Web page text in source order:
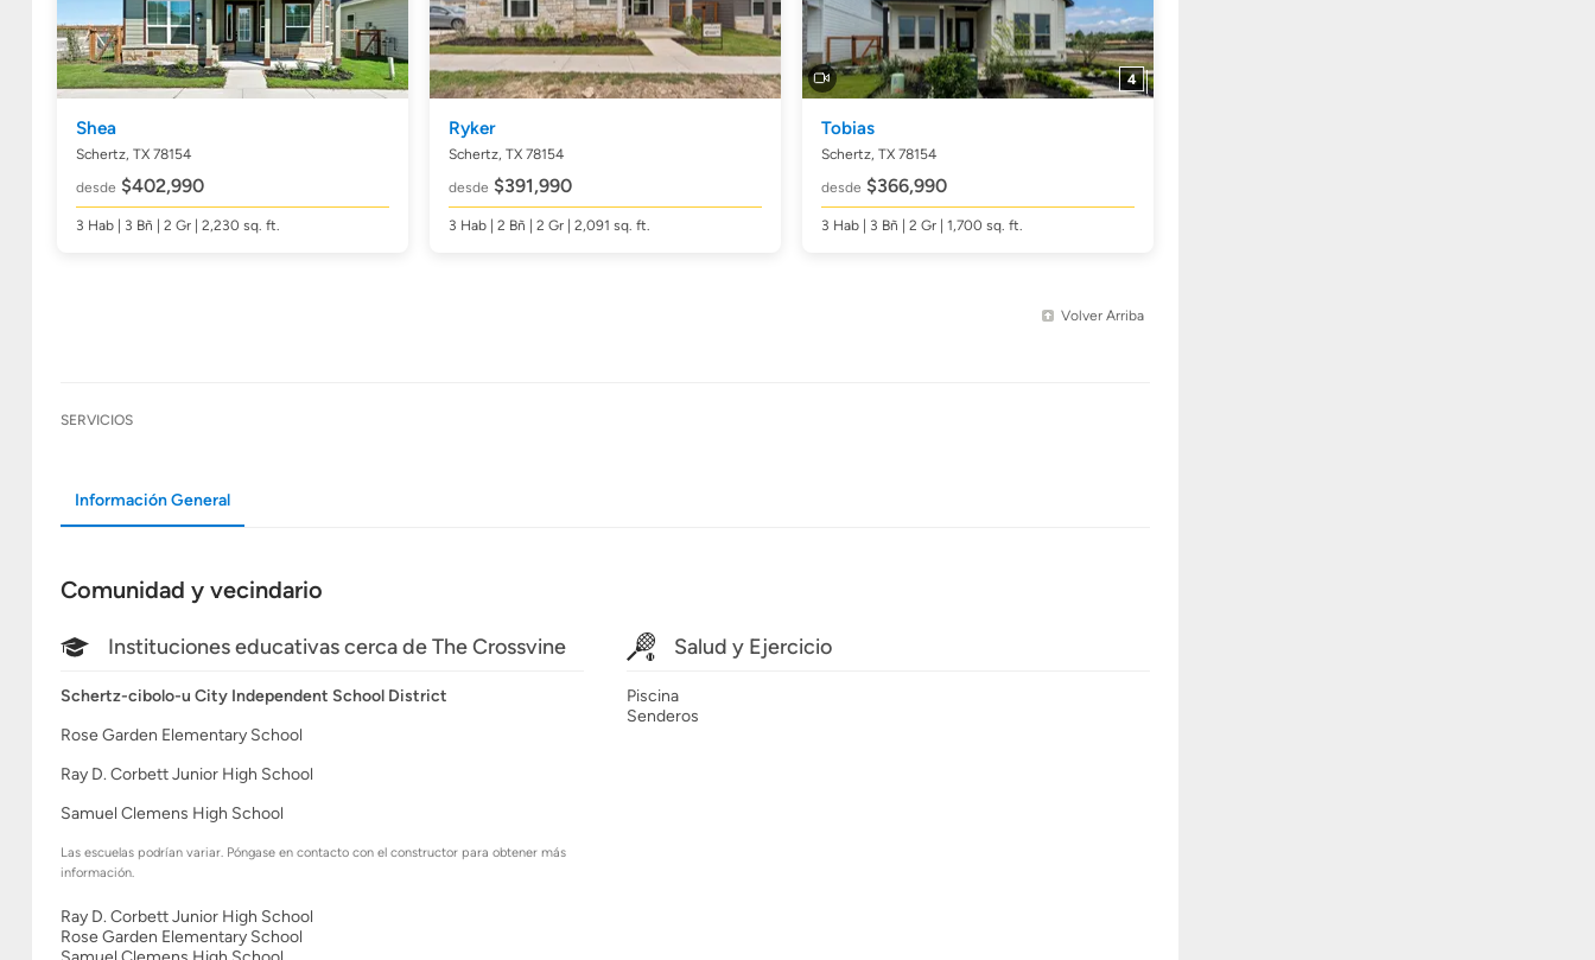
Shea
Schertz, TX 78154
desde $402,990
3 Hab | 3 Bñ | 2 Gr | 2,230 sq. ft.
Ryker
Schertz, TX 78154
desde $391,990
3 Hab| 2 Bñ | 2 Gr | 2,091 sq. ft.
4
Tobias
Schertz, TX 78154
desde $366,990
3 Hab| 3 Bñ | 2 Gr | 1,700 sq. ft.
Volver Arriba
SERVICIOS
Información General
Comunidad y vecindario
Instituciones educativas cerca de The Crossvine
Schertz-cibolo-u City Independent School District
Rose Garden Elementary School
Ray D. Corbett Junior High School
Samuel Clemens High School
Las escuelas podrían variar. Póngase en contacto con el constructor para obtener más
información.
Ray D. Corbett Junior High School
Rose Garden Elementary School
Salud y Ejercicio
Piscina
Senderos